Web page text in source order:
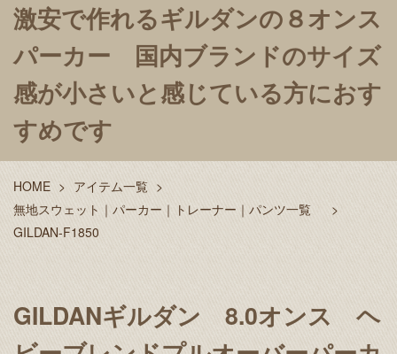
激安で作れるギルダンの８オンス
パーカー 国内ブランドのサイズ
感が小さいと感じている方におす
すめです
HOME > アイテム一覧 >
無地スウェット｜パーカー｜トレーナー｜パンツ一覧
>
GILDAN-F1850
GILDANギルダン 8.0オンス ヘ